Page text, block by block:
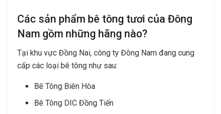
Các sản phẩm bê tông tươi của Đông
Nam gồm những hãng nào?
Tại khu vực Đồng Nai, công ty Đông Nam đang cung
cấp các loại bê tông như sau:
Bê Tông Biên Hòa
Bê Tông DIC Đồng Tiến